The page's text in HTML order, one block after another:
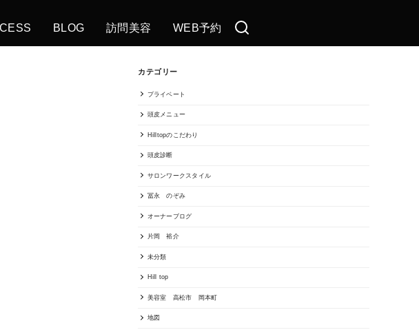
BLOG 訪問美容 WEB予約
カテゴリー
プライベート
頭皮メニュー
Hilltopのこだわり
頭皮診断
サロンワークスタイル
冨永 のぞみ
オーナーブログ
片岡 裕介
未分類
Hill top
美容室 高松市 岡本町
地図